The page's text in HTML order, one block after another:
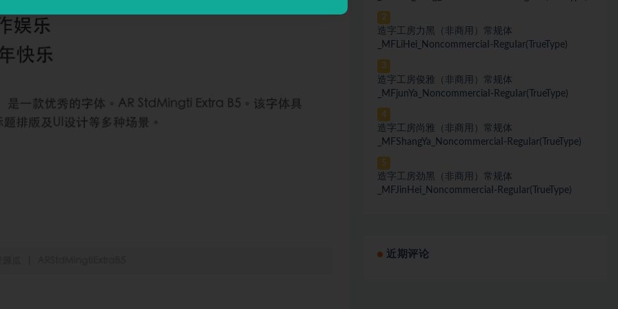
2
造字工房力黑（非商用）常规体
_MFLiHei_NoncommerciaI-ReguIar(TrueType)
3
造字工房俊雅（非商用）常规体
_MFjunYa_NoncommerciaI-ReguIar(TrueType)
4
造字工房尚雅（非商用）常规体
_MFShangYa_NoncommerciaI-ReguIar(TrueType)
5
造字工房劲黑（非商用）常规体
_MFJinHei_NoncommerciaI-ReguIar(TrueType)
近期评论